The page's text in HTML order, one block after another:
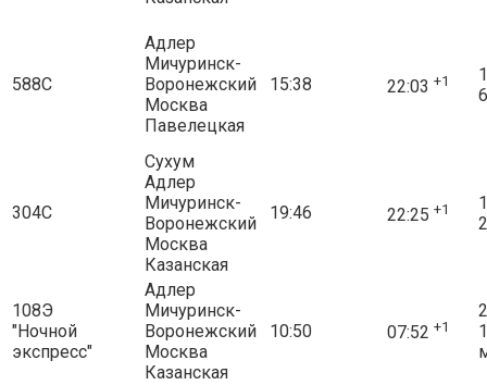
588С
Адлер
Мичуринск-
Воронежский
Москва
Павелецкая
15:38 22:03 +1
304С
Сухум
Адлер
Мичуринск-
Воронежский
Москва
Казанская
19:46 22:25 +1
108Э
"Ночной
экспресс"
Адлер
Мичуринск-
Воронежский
Москва
Казанская
10:50 07:52 +1
1